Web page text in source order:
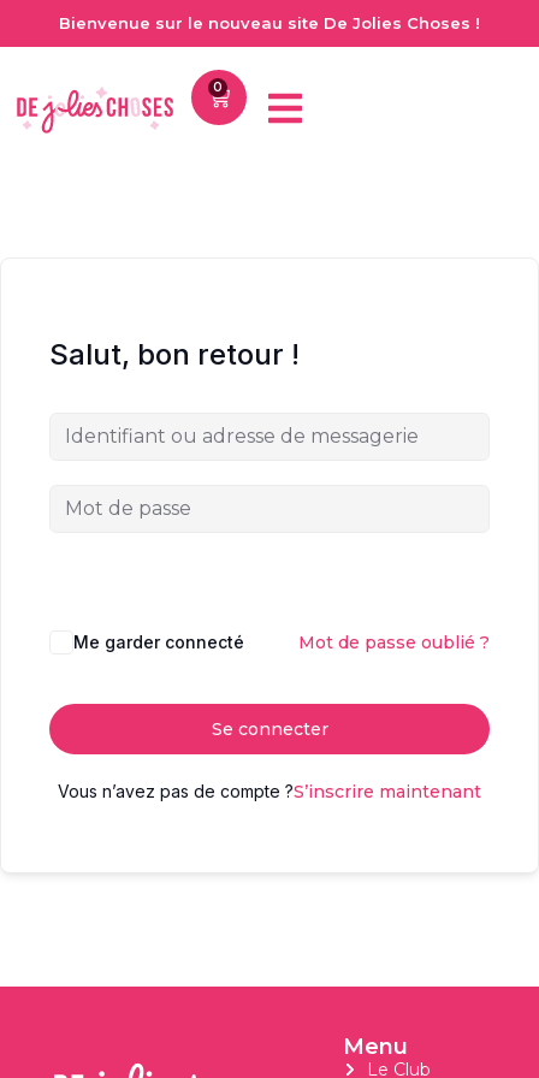
Bienvenue sur le nouveau site De Jolies Choses !
0
Salut, bon retour !
Me garder connecté Mot de passe oublié ?
Se connecter
Vous n’avez pas de compte ?S’inscrire maintenant
Menu
Le Club